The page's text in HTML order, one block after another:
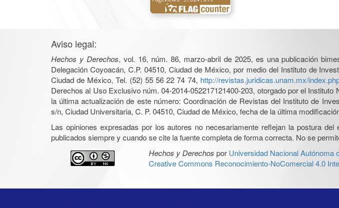
Aviso legal:
Hechos y Derechos, vol. 16, núm. 86, marzo-abril de 2025, es una publicación
Delegación Coyoacán, C.P. 04510, Ciudad de México, por medio del Instituto de
Ciudad de México, Tel. (52) 55 56 22 74 74, http://revistas.juridicas.unam.mx/
Derechos al Uso Exclusivo núm. 04-2014-052217121400-203, otorgado por el
la última actualización de este número: Coordinación de Revistas del Instituto de
s/n, Ciudad Universitaria, C. P. 04510, Ciudad de México, fecha de la última
Las opiniones expresadas por los autores no necesariamente reflejan la postura
publicados siempre y cuando se cite la fuente completa de forma correcta. No se
Hechos y Derechos por Universidad Nacional Autónoma
Creative Commons Reconocimiento-NoComercial 4.0